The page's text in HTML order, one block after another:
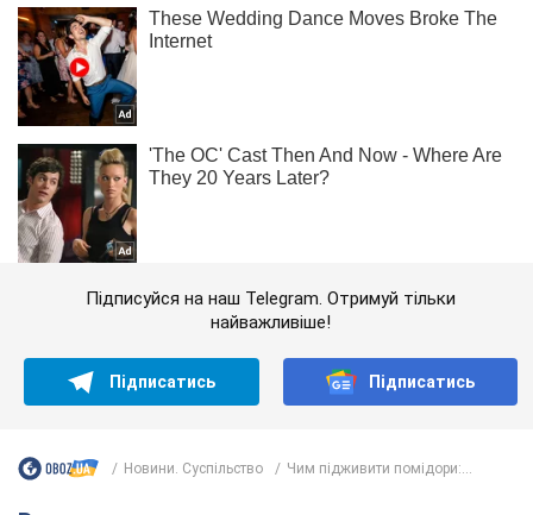
Підписуйся на наш Telegram. Отримуй тільки
найважливіше!
Підписатись Підписатись
Новини. Суспільство Чим підживити помідори:...